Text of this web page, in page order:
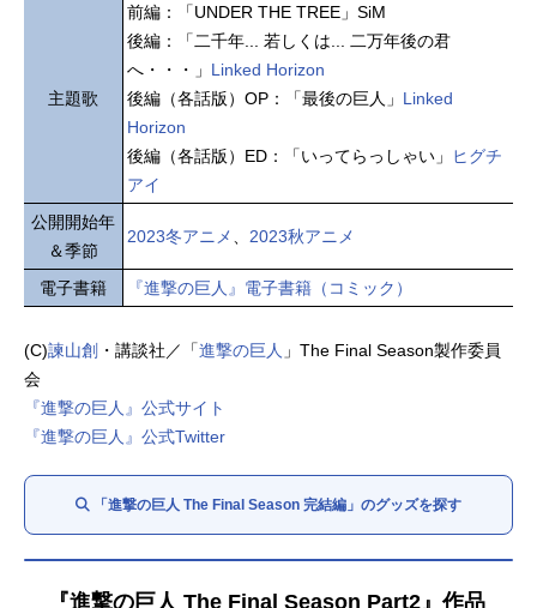
主題歌
前編：「UNDER THE TREE」SiM
後編：「二千年... 若しくは... 二万年後の君
へ・・・」 Linked Horizon
後編（各話版）OP：「最後の巨人」 Linked
Horizon
後編（各話版）ED：「いってらっしゃい」
ヒグチ
アイ
公開開始年
＆季節
2023冬アニメ 2023秋アニメ
電子書籍 『進撃の巨人』電子書籍（コミック）
(C)諫山創 ・講談社／「進撃の巨人 」The Final Season製作委員
会
『進撃の巨人』公式サイト
『進撃の巨人』公式Twitter
「進撃の巨人 The Final Season 完結編」のグッズを探す
『進撃の巨人 The Final Season Part2』作品